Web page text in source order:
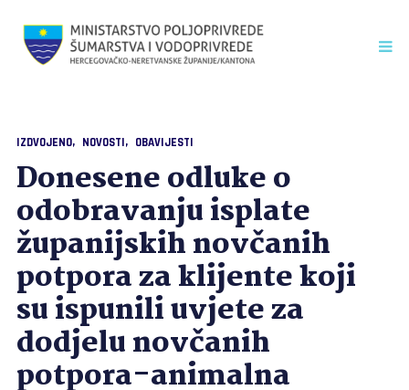
IZDVOJENO NOVOSTI OBAVIJESTI
Donesene odluke o
odobravanju isplate
županijskih novčanih
potpora za klijente koji
su ispunili uvjete za
dodjelu novčanih
potpora-animalna